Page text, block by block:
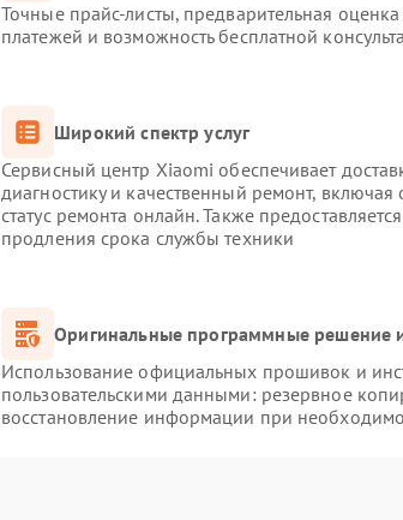
Точные прайс-листы, предварительная
платежей и возможность бесплатной
Широкий спектр услуг
Сервисный центр Xiaomi обеспечивает
диагностику и качественный ремонт,
статус ремонта онлайн. Также
продления срока службы техники
Оригинальные программные решение
Использование официальных прошивок и
пользовательскими данными: резервное
восстановление информации при